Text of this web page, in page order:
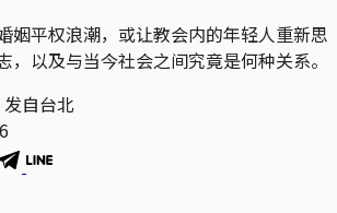
姻平权浪潮，或让教会内的年轻人重新思
，以及与当今社会之间究竟是何种关系。
自台北